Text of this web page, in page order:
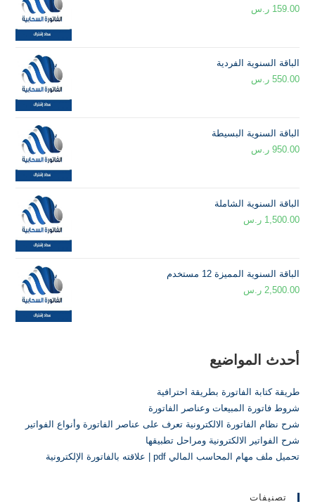
159.00 ر.س
الباقة السنوية الفردية
550.00 ر.س
الباقة السنوية البسيطة
950.00 ر.س
الباقة السنوية الشاملة
1,500.00 ر.س
الباقة السنوية المميزة 12 مستخدم
2,500.00 ر.س
أحدث المواضيع
طريقة كتابة الفاتورة بطريقة احترافية
شروط فاتورة المبيعات وعناصر الفاتورة
شرح نظام الفاتورة الالكترونية تعرف على عناصر الفاتورة وأنواع الفواتير
شرح الفواتير الالكترونية ومراحل تطبيقها
تحميل ملف مهام المحاسب المالي pdf | علاقته بالفاتورة الإلكترونية
تصنيفات